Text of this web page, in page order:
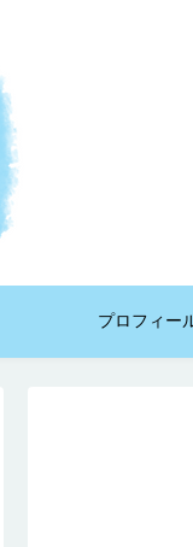
プロフィー